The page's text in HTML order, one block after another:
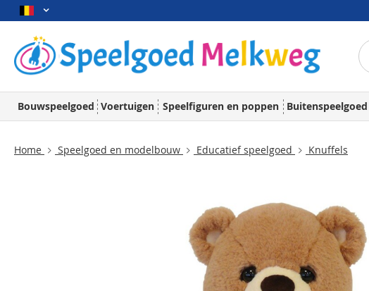
Bouwspeelgoed Voertuigen Speelfiguren en poppen Buitenspeelgoed
Home Speelgoed en modelbouw Educatief speelgoed Knuffels